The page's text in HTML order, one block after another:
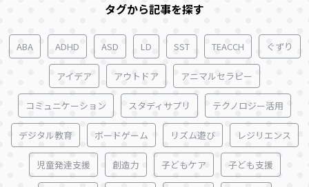
タグから記事を探す
ABA ADHD ASD LD SST TEACCH ぐずり
アイデア アウトドア アニマルセラピー
コミュニケーション スタディサプリ テクノロジー活用
デジタル教育 ボードゲーム リズム遊び レジリエンス
児童発達支援 創造力 子どもケア 子ども支援